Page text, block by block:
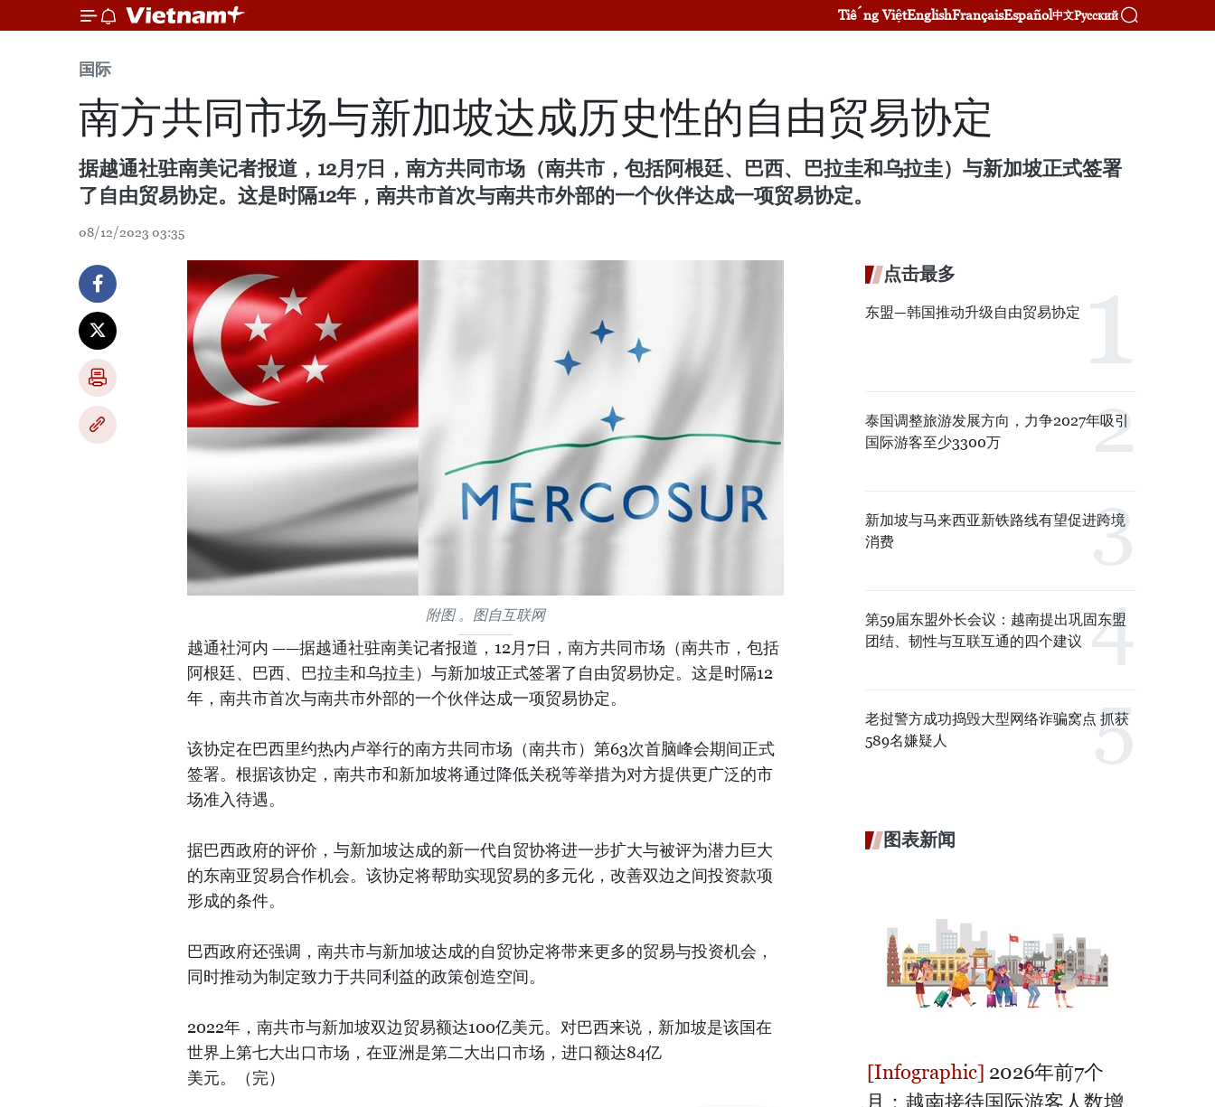
Tiếng ViệtEnglishFrançaisEspañol中文Русский
国际
南方共同市场与新加坡达成历史性的自由贸易协定
据越通社驻南美记者报道，12月7日，南方共同市场（南共市，包括阿根廷、巴西、巴拉圭和乌拉圭）与新加坡正式签署
了自由贸易协定。这是时隔12年，南共市首次与南共市外部的一个伙伴达成一项贸易协定。
08/12/2023 03:35
附图 。图自互联网
越通社河内 ——据越通社驻南美记者报道，12月7日，南方共同市场（南共市，包括
阿根廷、巴西、巴拉圭和乌拉圭）与新加坡正式签署了自由贸易协定。这是时隔12
年，南共市首次与南共市外部的一个伙伴达成一项贸易协定。
该协定在巴西里约热内卢举行的南方共同市场（南共市）第63次首脑峰会期间正式
签署。根据该协定，南共市和新加坡将通过降低关税等举措为对方提供更广泛的市
场准入待遇。
据巴西政府的评价，与新加坡达成的新一代自贸协将进一步扩大与被评为潜力巨大
的东南亚贸易合作机会。该协定将帮助实现贸易的多元化，改善双边之间投资款项
形成的条件。
巴西政府还强调，南共市与新加坡达成的自贸协定将带来更多的贸易与投资机会，
同时推动为制定致力于共同利益的政策创造空间。
2022年，南共市与新加坡双边贸易额达100亿美元。对巴西来说，新加坡是该国在
世界上第七大出口市场，在亚洲是第二大出口市场，进口额达84亿
美元。（完）
点击最多
东盟—韩国推动升级自由贸易协定
泰国调整旅游发展方向，力争2027年吸引
国际游客至少3300万
新加坡与马来西亚新铁路线有望促进跨境
消费
第59届东盟外长会议：越南提出巩固东盟
团结、韧性与互联互通的四个建议
老挝警方成功捣毁大型网络诈骗窝点 抓获
589名嫌疑人
图表新闻
2026年前7个
月：越南接待国际游客人数增